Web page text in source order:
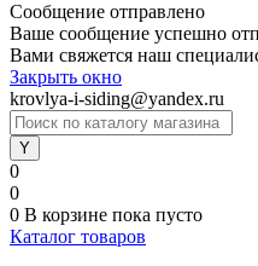
Сообщение отправлено
Ваше сообщение успешно
Вами свяжется наш
Закрыть окно
krovlya-i-siding@yandex.ru
0
0
0 В корзине пока пусто
Каталог товаров